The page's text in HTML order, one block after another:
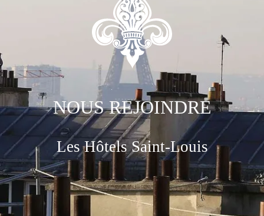
NOUS REJOINDRE
Les Hôtels Saint-Louis